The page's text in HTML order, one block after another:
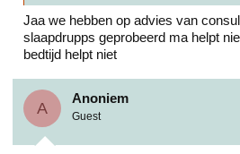
Jaa we hebben op advies van
slaapdrupps geprobeerd ma helpt
bedtijd helpt niet
A
Anoniem
Guest